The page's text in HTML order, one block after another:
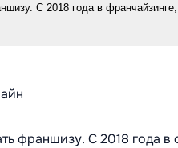
С 2018 года в
франшизу. С 2018 года